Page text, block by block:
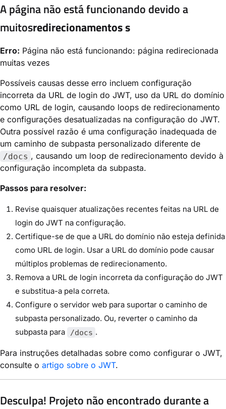
A página não está funcionando devido a
muitosredirecionamentos s
Erro: Página não está funcionando: página redirecionada
muitas vezes
Possíveis causas desse erro incluem configuração
incorreta da URL de login do JWT, uso da URL do domínio
como URL de login, causando loops de redirecionamento
e configurações desatualizadas na configuração do JWT.
Outra possível razão é uma configuração inadequada de
um caminho de subpasta personalizado diferente de
/docs , causando um loop de redirecionamento devido à
configuração incompleta da subpasta.
Passos para resolver:
Revise quaisquer atualizações recentes feitas na URL de
login do JWT na configuração.
Certifique-se de que a URL do domínio não esteja definida
como URL de login. Usar a URL do domínio pode causar
múltiplos problemas de redirecionamento.
Remova a URL de login incorreta da configuração do JWT
e substitua-a pela correta.
Configure o servidor web para suportar o caminho de
subpasta personalizado. Ou, reverter o caminho da
subpasta para
/docs .
Para instruções detalhadas sobre como configurar o JWT,
consulte o artigo sobre o JWT.
Desculpa! Projeto não encontrado durante a